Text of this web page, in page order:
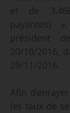
et de
payantes)
président
20/10/2016,
29/11/2016.
Afin
les taux de